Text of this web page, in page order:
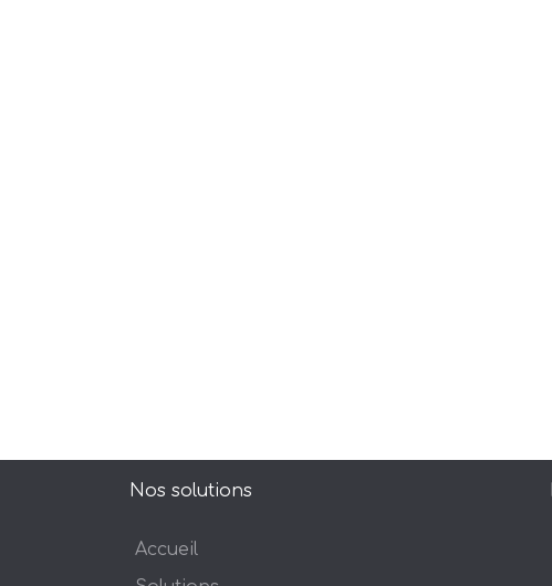
Nos solutions
Accueil